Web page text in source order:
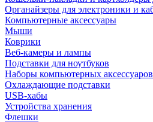
Органайзеры для электроники и
Компьютерные аксессуары
Мыши
Коврики
Веб-камеры и лампы
Подставки для ноутбуков
Наборы компьютерных аксессуаров
Охлаждающие подставки
USB-хабы
Устройства хранения
Флешки